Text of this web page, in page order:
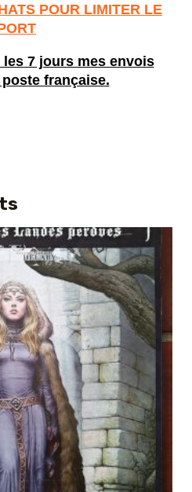
POUR LIMITER LE
7 jours mes envois
française.